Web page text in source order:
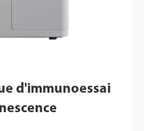
d'immunoessai